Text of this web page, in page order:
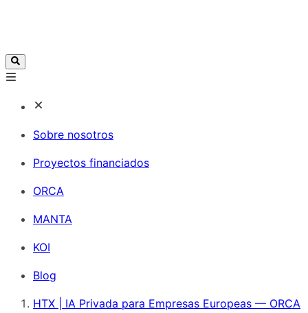
Sobre nosotros
Proyectos financiados
ORCA
MANTA
KOI
Blog
HTX | IA Privada para Empresas Europeas — ORCA